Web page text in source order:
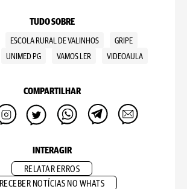
TUDO SOBRE
ESCOLA RURAL DE VALINHOS
GRIPE
UNIMED PG VAMOS LER VIDEOAULA
COMPARTILHAR
INTERAGIR
RELATAR ERROS
RECEBER NOTÍCIAS NO WHATS